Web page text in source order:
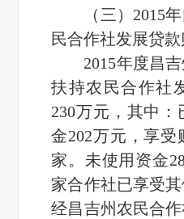
（三）2015
民合作社发展贷
2015年度昌
扶持农民合作社
230万元，其中
金202万元，享受
家。未使用资金
家合作社已享受其
经昌吉州农民合